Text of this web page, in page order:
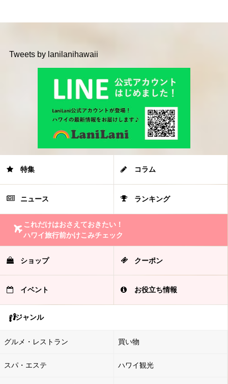
Tweets by lanilanihawaii
特集 コラム
ニュース ランキング
これだけはおさえておきたい！
ハワイ旅行前かけこみチェック
ショップ クーポン
イベント お役立ち情報
ジャンル
グルメ・レストラン 買い物
スパ・エステ ハワイ観光